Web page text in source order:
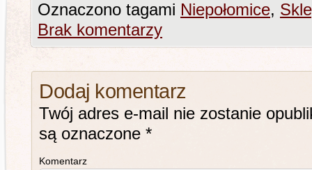
Oznaczono tagami Niepołomice,
Brak komentarzy
Dodaj komentarz
Twój adres e-mail nie zostanie
są oznaczone *
Komentarz